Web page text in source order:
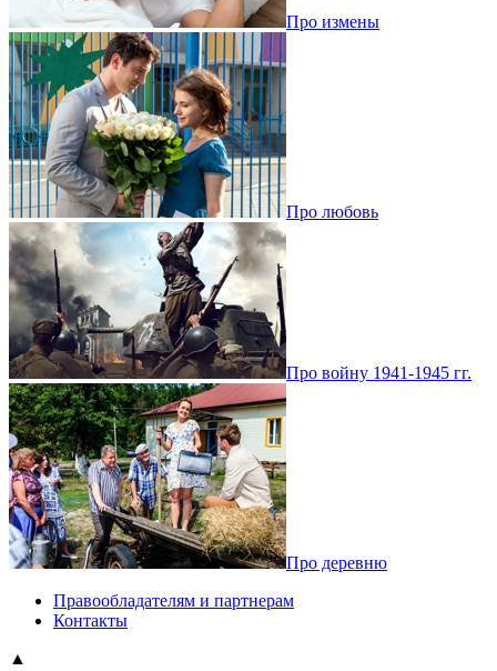
Про измены
Про любовь
Про войну 1941-1945 гг.
Про деревню
Правообладателям и партнерам
Контакты
▲